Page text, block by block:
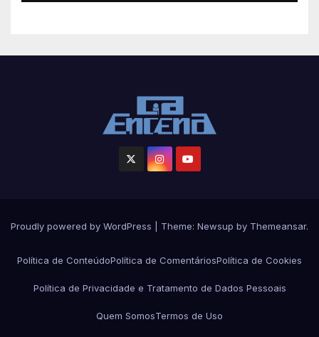
Proudly powered by WordPress Theme: Newsup by Themeansar.
Política de ConteúdoPolítica de ComentáriosPolítica de Cookies
Política de Privacidade e Tratamento de Dados Pessoais
Quem SomosTermos de Uso